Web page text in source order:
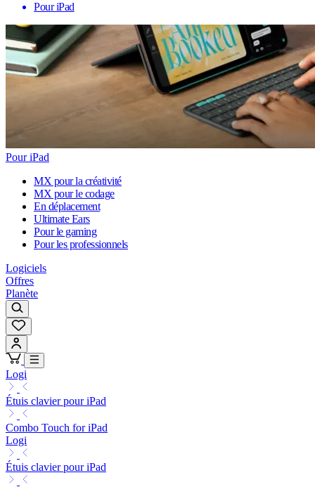
Pour iPad
Pour iPad
MX pour la créativité
MX pour le codage
En déplacement
Ultimate Ears
Pour le gaming
Pour les professionnels
Logiciels
Offres
Planète
Logi
Étuis clavier pour iPad
Combo Touch for iPad
Logi
Étuis clavier pour iPad